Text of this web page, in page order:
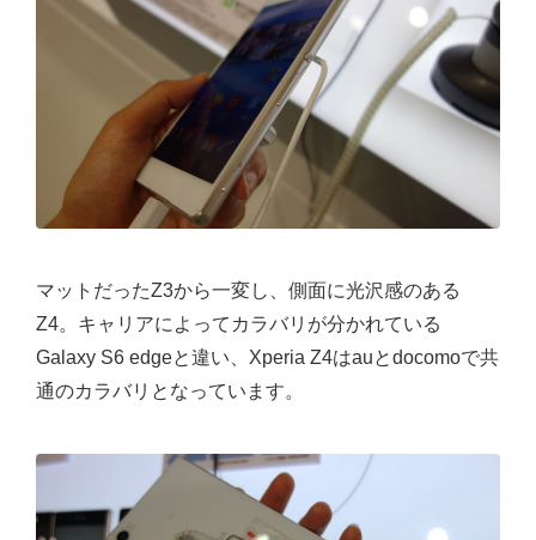
マットだったZ3から一変し、側面に光沢感のある
Z4。キャリアによってカラバリが分かれている
Galaxy S6 edgeと違い、Xperia Z4はauとdocomoで共
通のカラバリとなっています。